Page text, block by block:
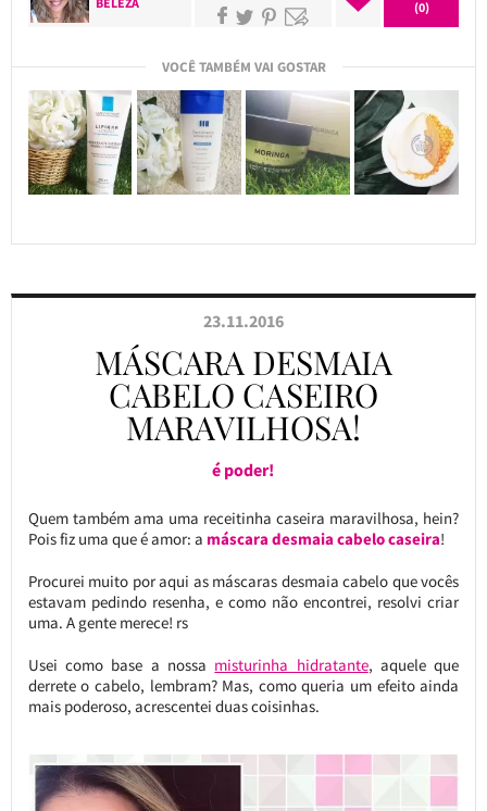
(0)
VOCÊ TAMBÉM VAI GOSTAR
23.11.2016
MÁSCARA DESMAIA
CABELO CASEIRO
MARAVILHOSA!
é poder!
Quem também ama uma receitinha caseira maravilhosa, hein?
Pois fiz uma que é amor: a máscara desmaia cabelo caseira!
Procurei muito por aqui as máscaras desmaia cabelo que vocês
estavam pedindo resenha, e como não encontrei, resolvi criar
uma. A gente merece! rs
Usei como base a nossa misturinha hidratante, aquele que
derrete o cabelo, lembram? Mas, como queria um efeito ainda
mais poderoso, acrescentei duas coisinhas.